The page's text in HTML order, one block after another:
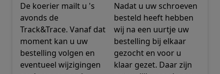
De koerier mailt u 's
avonds de
Track&Trace. Vanaf dat
moment kan u uw
bestelling volgen en
eventueel wijzigingen
Nadat u uw schroeven
besteld heeft hebben
wij na een uurtje uw
bestelling bij elkaar
gezocht en voor u
klaar gezet. Daar zijn